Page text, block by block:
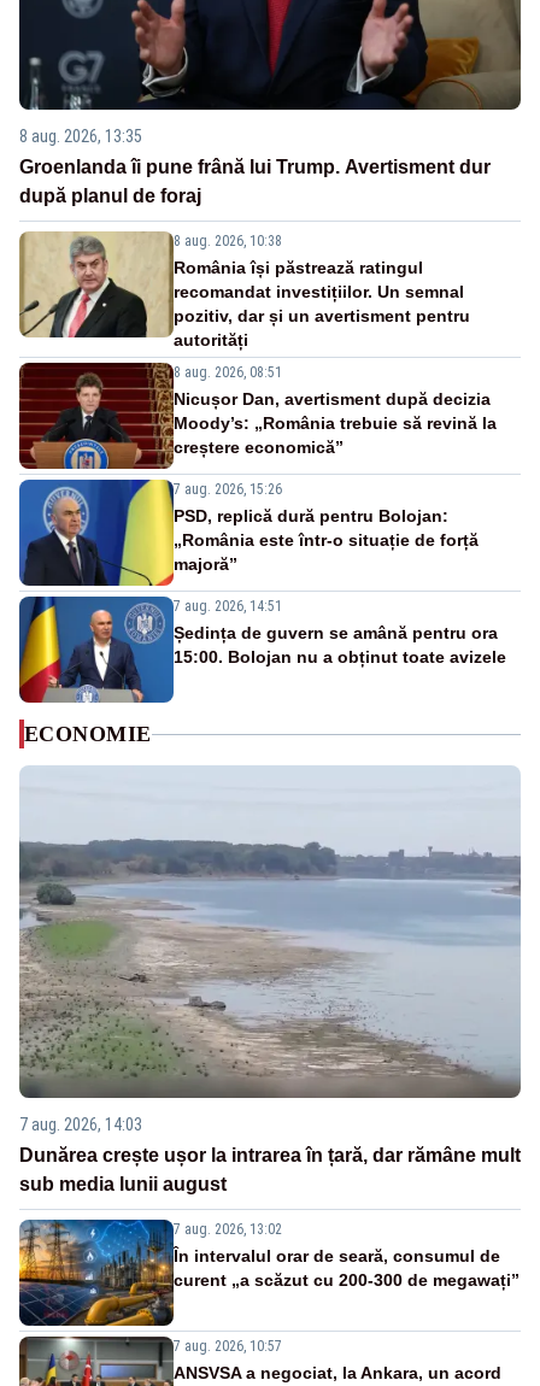
8 aug. 2026, 13:35
Groenlanda îi pune frână lui Trump. Avertisment dur
după planul de foraj
8 aug. 2026, 10:38
România își păstrează ratingul
recomandat investițiilor. Un semnal
pozitiv, dar și un avertisment pentru
autorități
8 aug. 2026, 08:51
Nicușor Dan, avertisment după decizia
Moody’s: „România trebuie să revină la
creștere economică”
7 aug. 2026, 15:26
PSD, replică dură pentru Bolojan:
„România este într-o situație de forță
majoră”
7 aug. 2026, 14:51
Ședința de guvern se amână pentru ora
15:00. Bolojan nu a obținut toate avizele
ECONOMIE
7 aug. 2026, 14:03
Dunărea crește ușor la intrarea în țară, dar rămâne mult
sub media lunii august
7 aug. 2026, 13:02
În intervalul orar de seară, consumul de
curent „a scăzut cu 200-300 de megawați”
7 aug. 2026, 10:57
ANSVSA a negociat, la Ankara, un acord